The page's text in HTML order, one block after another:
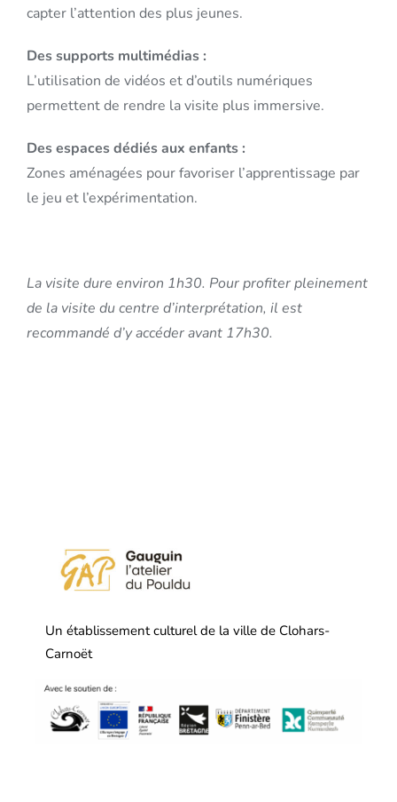
capter l’attention des plus jeunes.
Des supports multimédias :
L’utilisation de vidéos et d’outils numériques
permettent de rendre la visite plus immersive.
Des espaces dédiés aux enfants :
Zones aménagées pour favoriser l’apprentissage par
le jeu et l’expérimentation.
La visite dure environ 1h30. Pour profiter pleinement
de la visite du centre d’interprétation, il est
recommandé d’y accéder avant 17h30.
Un établissement culturel de la ville de Clohars-
Carnoët